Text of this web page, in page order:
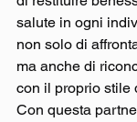
salute in ogni
non solo di
ma anche di
con il proprio stile
Con questa